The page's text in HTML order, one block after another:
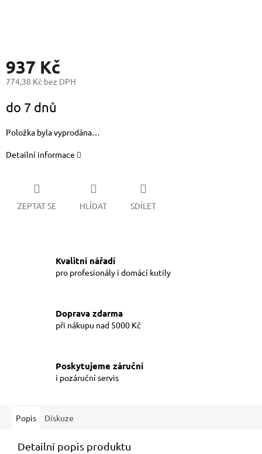
937 Kč
774,38 Kč bez DPH
cena:
do 7 dnů
Položka byla vyprodána…
Detailní informace
ZEPTAT SE HLÍDAT SDÍLET
Kvalitní nářadí
pro profesionály i domácí kutily
Doprava zdarma
při nákupu nad 5000 Kč
Poskytujeme záruční
i pozáruční servis
Popis Diskuze
Detailní popis produktu